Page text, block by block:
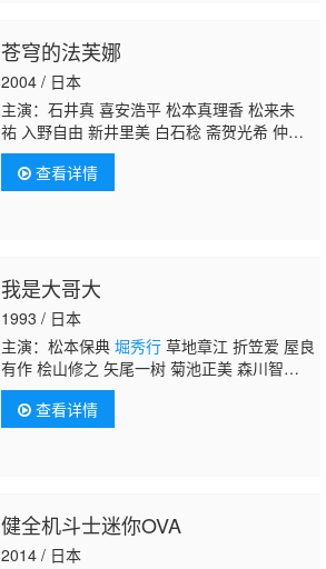
苍穹的法芙娜
2004 / 日本
主演：石井真 喜安浩平 松本真理香 松来未
祐 入野自由 新井里美 白石稔 斋贺光希 仲西
环堀秀行小林沙苗 田中正彦 中田让治 筱原
惠美 野上尤加奈 葛城七穗 石川静 小山力
也 玉川纱己子 高濑右光 佐藤蓝 土师孝也 京
至 藤田淑子 内田直哉 雪野五月 真殿光昭
查看详情
我是大哥大
1993 / 日本
主演：松本保典 堀秀行草地章江 折笠爱 屋良
有作 桧山修之 矢尾一树 菊池正美 森川智
之 荒川太郎 笹冈繁藏 大塚明夫
查看详情
健全机斗士迷你OVA
2014 / 日本